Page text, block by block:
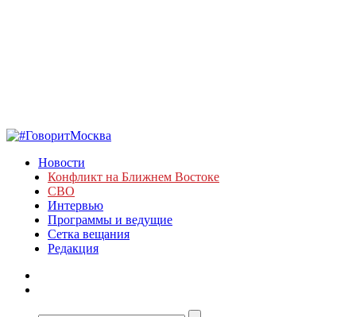
Новости
Конфликт на Ближнем Востоке
СВО
Интервью
Программы и ведущие
Сетка вещания
Редакция